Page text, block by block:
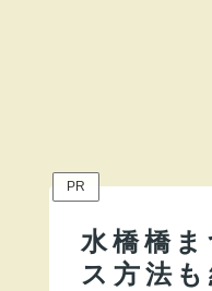
PR
水橋橋
ス方法も